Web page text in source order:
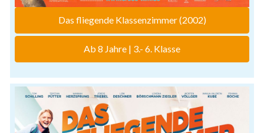
Das fliegende Klassenzimmer (2002)
Ab 8 Jahre | 3.- 6. Klasse